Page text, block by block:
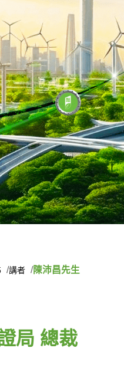
講者 陳沛昌先生
局 總裁